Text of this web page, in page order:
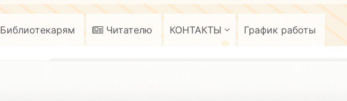
Библиотекарям Читателю КОНТАКТЫ График работы